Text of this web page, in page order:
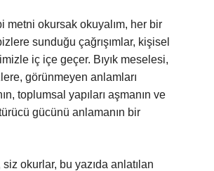
metni okursak okuyalım, her bir
sunduğu çağrışımlar, kişisel
iç içe geçer. Bıyık meselesi,
görünmeyen anlamları
toplumsal yapıları aşmanın ve
gücünü anlamanın bir
okurlar, bu yazıda anlatılan